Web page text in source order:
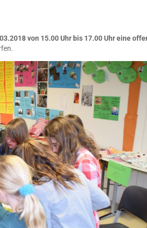
von 15.00 Uhr bis 17.00 Uhr eine